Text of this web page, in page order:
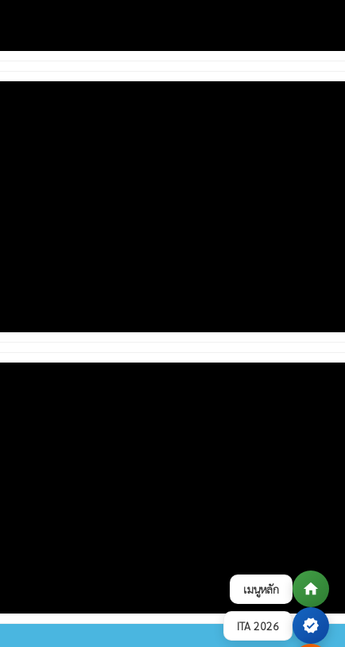
เมนูหลัก home
ITA 2026 verified